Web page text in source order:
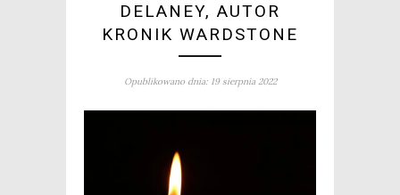
DELANEY, AUTOR
KRONIK WARDSTONE
Opublikowano dnia: 19 sierpnia 2022